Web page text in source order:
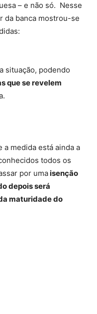
– e não só. Nesse
da banca mostrou-se
situação, podendo
que se revelem
a medida está ainda a
todos os
por umaisenção
depois será
maturidade do